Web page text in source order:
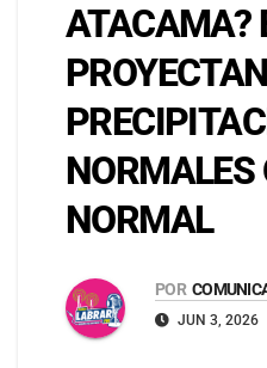
ATACAMA?
PROYECTAN
NORMALES
NORMAL
POR
JUN 3, 2026